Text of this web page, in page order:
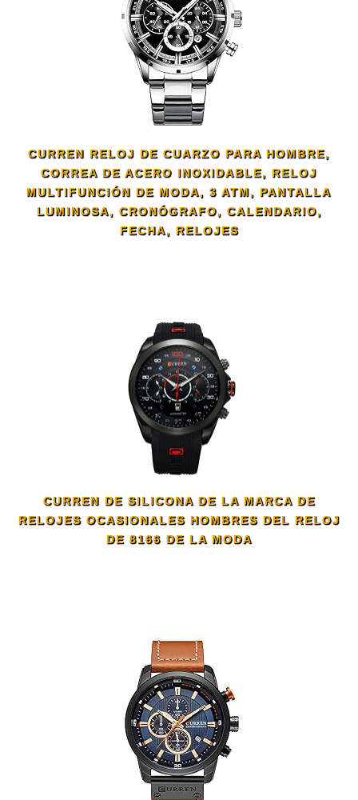
CURREN RELOJ DE CUARZO PARA HOMBRE,
CORREA DE ACERO INOXIDABLE, RELOJ
MULTIFUNCIÓN DE MODA, 3 ATM, PANTALLA
LUMINOSA, CRONÓGRAFO, CALENDARIO,
FECHA, RELOJES
CURREN DE SILICONA DE LA MARCA DE
RELOJES OCASIONALES HOMBRES DEL RELOJ
DE 8166 DE LA MODA